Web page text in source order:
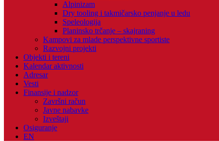
Alpinizam
Dry tooling i takmičarsko penjanje u ledu
Speleologija
Planinsko trčanje – skajraning
Kampovi za mlade perspektivne sportiste
Razvojni projekti
Objekti i tereni
Kalendar aktivnosti
Adresar
Vesti
Finansije i nadzor
Završni račun
Javne nabavke
Izveštaji
Osiguranje
EN